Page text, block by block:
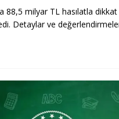
88,5 milyar TL hasılatla
Detaylar ve